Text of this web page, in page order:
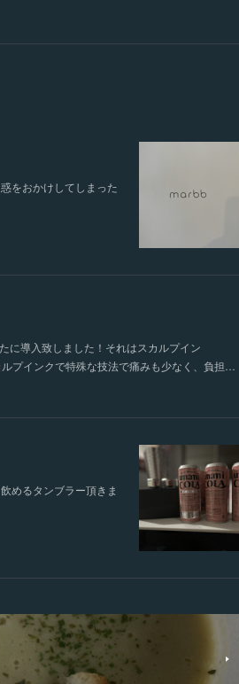
をおかけしてしまった
に導入致しました！それはスカルプイン
プインクで特殊な技法で痛みも少なく、負担…
めるタンブラー頂きま